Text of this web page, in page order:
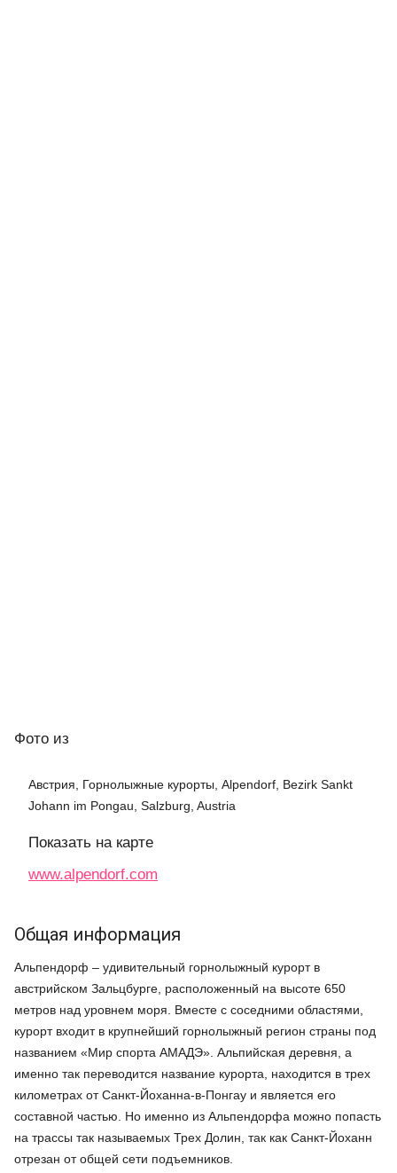
Фото из
Австрия, Горнолыжные курорты, Alpendorf, Bezirk Sankt
Johann im Pongau, Salzburg, Austria
Показать на карте
www.alpendorf.com
Общая информация
Альпендорф – удивительный горнолыжный курорт в
австрийском Зальцбурге, расположенный на высоте 650
метров над уровнем моря. Вместе с соседними областями,
курорт входит в крупнейший горнолыжный регион страны под
названием «Мир спорта АМАДЭ». Альпийская деревня, а
именно так переводится название курорта, находится в трех
километрах от Санкт-Йоханна-в-Понгау и является его
составной частью. Но именно из Альпендорфа можно попасть
на трассы так называемых Трех Долин, так как Санкт-Йоханн
отрезан от общей сети подъемников.